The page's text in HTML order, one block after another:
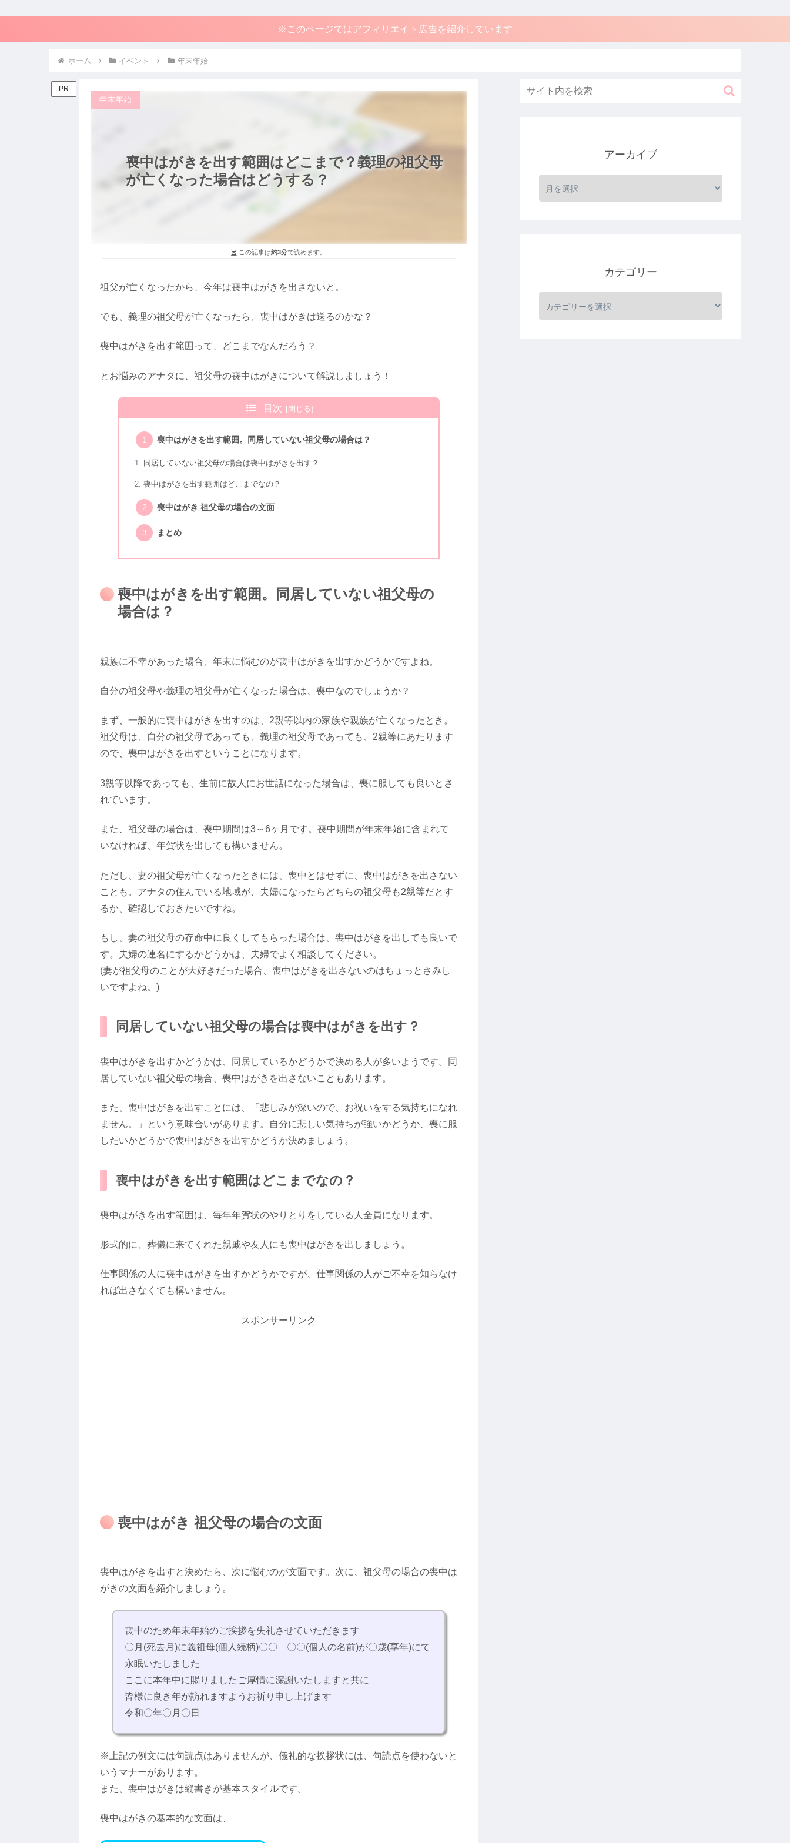
※このページではアフィリエイト広告を紹介しています
ホーム イベント 年末年始
PR
喪中はがきを出す範囲はどこまで？義理の祖父母
が亡くなった場合はどうする？
年末年始
この記事は約3分で読めます。
祖父が亡くなったから、今年は喪中はがきを出さないと。
でも、義理の祖父母が亡くなったら、喪中はがきは送るのかな？
喪中はがきを出す範囲って、どこまでなんだろう？
とお悩みのアナタに、祖父母の喪中はがきについて解説しましょう！
目次
喪中はがきを出す範囲。同居していない祖父母の場合は？
同居していない祖父母の場合は喪中はがきを出す？
喪中はがきを出す範囲はどこまでなの？
喪中はがき 祖父母の場合の文面
まとめ
喪中はがきを出す範囲。同居していない祖父母の
場合は？
親族に不幸があった場合、年末に悩むのが喪中はがきを出すかどうかですよね。
自分の祖父母や義理の祖父母が亡くなった場合は、喪中なのでしょうか？
まず、一般的に喪中はがきを出すのは、2親等以内の家族や親族が亡くなったとき。
祖父母は、自分の祖父母であっても、義理の祖父母であっても、2親等にあたります
ので、喪中はがきを出すということになります。
3親等以降であっても、生前に故人にお世話になった場合は、喪に服しても良いとさ
れています。
また、祖父母の場合は、喪中期間は3～6ヶ月です。喪中期間が年末年始に含まれて
いなければ、年賀状を出しても構いません。
ただし、妻の祖父母が亡くなったときには、喪中とはせずに、喪中はがきを出さない
ことも。アナタの住んでいる地域が、夫婦になったらどちらの祖父母も2親等だとす
るか、確認しておきたいですね。
もし、妻の祖父母の存命中に良くしてもらった場合は、喪中はがきを出しても良いで
す。夫婦の連名にするかどうかは、夫婦でよく相談してください。
(妻が祖父母のことが大好きだった場合、喪中はがきを出さないのはちょっとさみし
いですよね。)
同居していない祖父母の場合は喪中はがきを出す？
喪中はがきを出すかどうかは、同居しているかどうかで決める人が多いようです。同
居していない祖父母の場合、喪中はがきを出さないこともあります。
また、喪中はがきを出すことには、「悲しみが深いので、お祝いをする気持ちになれ
ません。」という意味合いがあります。自分に悲しい気持ちが強いかどうか、喪に服
したいかどうかで喪中はがきを出すかどうか決めましょう。
喪中はがきを出す範囲はどこまでなの？
喪中はがきを出す範囲は、毎年年賀状のやりとりをしている人全員になります。
形式的に、葬儀に来てくれた親戚や友人にも喪中はがきを出しましょう。
仕事関係の人に喪中はがきを出すかどうかですが、仕事関係の人がご不幸を知らなけ
れば出さなくても構いません。
スポンサーリンク
喪中はがき 祖父母の場合の文面
喪中はがきを出すと決めたら、次に悩むのが文面です。次に、祖父母の場合の喪中は
がきの文面を紹介しましょう。
喪中のため年末年始のご挨拶を失礼させていただきます
〇月(死去月)に義祖母(個人続柄)〇〇 〇〇(個人の名前)が〇歳(享年)にて
永眠いたしました
ここに本年中に賜りましたご厚情に深謝いたしますと共に
皆様に良き年が訪れますようお祈り申し上げます
令和〇年〇月〇日
※上記の例文には句読点はありませんが、儀礼的な挨拶状には、句読点を使わないと
いうマナーがあります。
また、喪中はがきは縦書きが基本スタイルです。
喪中はがきの基本的な文面は、
アーカイブ
カテゴリー